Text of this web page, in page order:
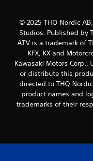
© 2025 THQ Nordic
Studios. Published by
ATV is a trademark of
KFX, KX and
Kawasaki Motors Corp.,
or distribute this
directed to THQ
product names and
trademarks of their